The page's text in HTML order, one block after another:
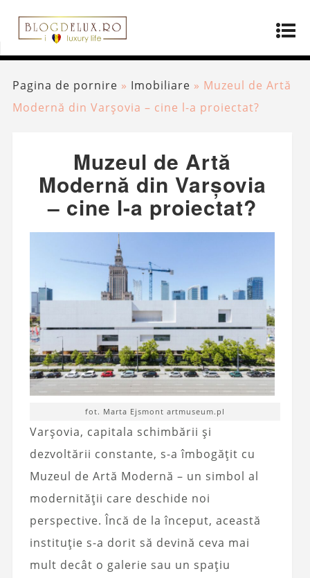
Pagina de pornire » Imobiliare » Muzeul de Artă
Modernă din Varșovia – cine l-a proiectat?
Muzeul de Artă
Modernă din Varșovia
– cine l-a proiectat?
fot. Marta Ejsmont artmuseum.pl
Varșovia, capitala schimbării și
dezvoltării constante, s-a îmbogățit cu
Muzeul de Artă Modernă – un simbol al
modernității care deschide noi
perspective. Încă de la început, această
instituție s-a dorit să devină ceva mai
mult decât o galerie sau un spațiu